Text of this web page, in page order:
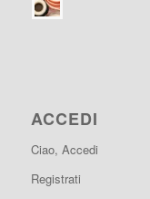
ACCEDI
Ciao, Accedi
Registrati